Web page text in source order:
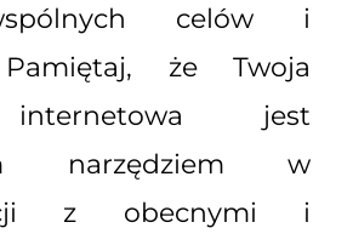
celów i
że Twoja
jest
narzędziem w
z obecnymi i